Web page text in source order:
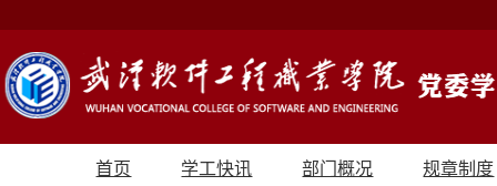
首页 学工快讯 部门概况 规章制度